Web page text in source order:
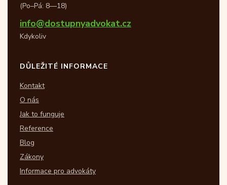
(Po–Pá: 8—18)
info@dostupnyadvokat.cz
Kdykoliv
DŮLEŽITÉ INFORMACE
Kontakt
O nás
Jak to funguje
Reference
Blog
Zákony
Informace pro advokáty